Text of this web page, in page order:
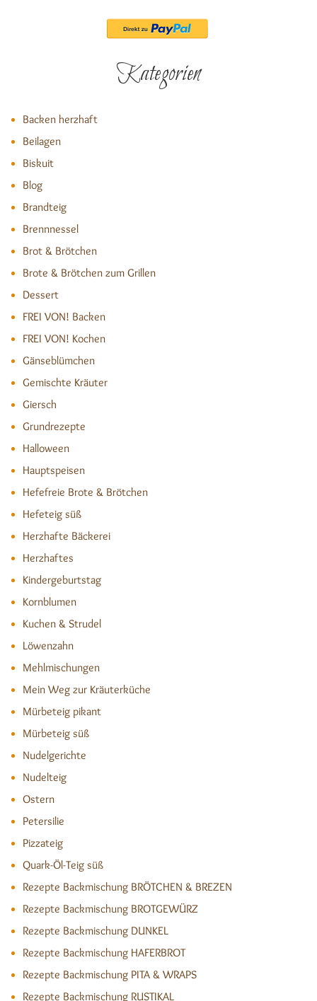
Kategorien
Backen herzhaft
Beilagen
Biskuit
Blog
Brandteig
Brennnessel
Brot & Brötchen
Brote & Brötchen zum Grillen
Dessert
FREI VON! Backen
FREI VON! Kochen
Gänseblümchen
Gemischte Kräuter
Giersch
Grundrezepte
Halloween
Hauptspeisen
Hefefreie Brote & Brötchen
Hefeteig süß
Herzhafte Bäckerei
Herzhaftes
Kindergeburtstag
Kornblumen
Kuchen & Strudel
Löwenzahn
Mehlmischungen
Mein Weg zur Kräuterküche
Mürbeteig pikant
Mürbeteig süß
Nudelgerichte
Nudelteig
Ostern
Petersilie
Pizzateig
Quark-Öl-Teig süß
Rezepte Backmischung BRÖTCHEN & BREZEN
Rezepte Backmischung BROTGEWÜRZ
Rezepte Backmischung DUNKEL
Rezepte Backmischung HAFERBROT
Rezepte Backmischung PITA & WRAPS
Rezepte Backmischung RUSTIKAL